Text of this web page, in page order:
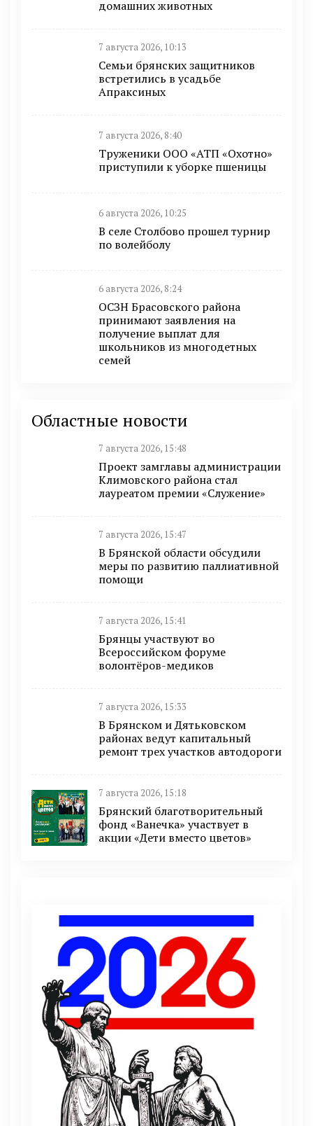
домашних животных
7 августа 2026, 10:13
Семьи брянских защитников
встретились в усадьбе
Апраксиных
7 августа 2026, 8:40
Труженики ООО «АТП «Охотно»
приступили к уборке пшеницы
6 августа 2026, 10:25
В селе Столбово прошел турнир
по волейболу
6 августа 2026, 8:24
ОСЗН Брасовского района
принимают заявления на
получение выплат для
школьников из многодетных
семей
Областные новости
7 августа 2026, 15:48
Проект замглавы администрации
Климовского района стал
лауреатом премии «Служение»
7 августа 2026, 15:47
В Брянской области обсудили
меры по развитию паллиативной
помощи
7 августа 2026, 15:41
Брянцы участвуют во
Всероссийском форуме
волонтёров-медиков
7 августа 2026, 15:33
В Брянском и Дятьковском
районах ведут капитальный
ремонт трех участков автодороги
7 августа 2026, 15:18
Брянский благотворительный
фонд «Ванечка» участвует в
акции «Дети вместо цветов»